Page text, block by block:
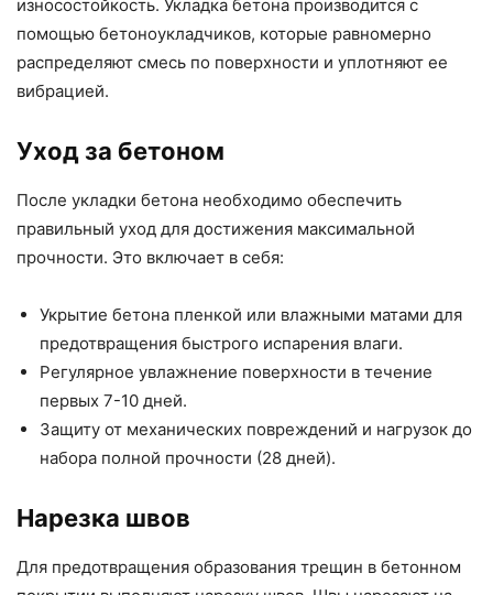
износостойкость. Укладка бетона производится с
помощью бетоноукладчиков, которые равномерно
распределяют смесь по поверхности и уплотняют ее
вибрацией.
Уход за бетоном
После укладки бетона необходимо обеспечить
правильный уход для достижения максимальной
прочности. Это включает в себя:
Укрытие бетона пленкой или влажными матами для
предотвращения быстрого испарения влаги.
Регулярное увлажнение поверхности в течение
первых 7-10 дней.
Защиту от механических повреждений и нагрузок до
набора полной прочности (28 дней).
Нарезка швов
Для предотвращения образования трещин в бетонном